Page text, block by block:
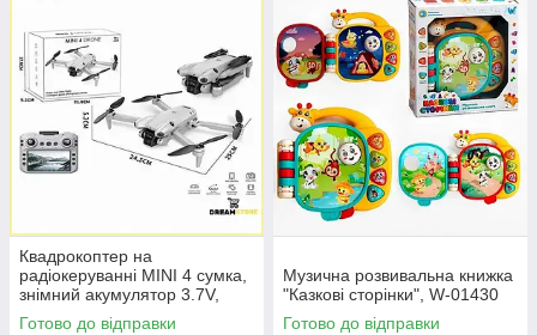
Квадрокоптер на
радіокеруванні MINI 4 сумка,
знімний акумулятор 3.7V,
пульт 2.4 GHz з екраном,
Готово до відправки
Музична розвивальна книжка
"Казкові сторінки", W-01430
Готово до відправки